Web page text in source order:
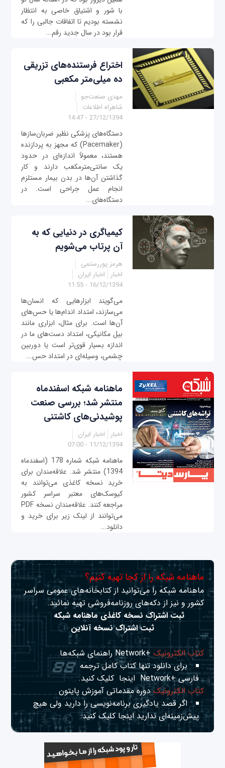
با شور و اشتیاق خاصی به انتظار
نشسته بودیم تا اتفاقات جالبی را که
قرار بود در سال جدید رقم...
اختراع فرستنده‌های تزریقی
ده میلی‌متر مکعبی
مهدی صنعت‌جو
شاهراه اطلاعات
27/12/1394 - 14:47
دستگاه‌های پزشکی نظیر ضربان‌سازها
(Pacemaker) که مجهز به پردازنده
هستند، معمولاً اندازه‌ای در حدود
یک سانتی‌متر‌مکعب دارند و کار
گذاشتن آن‌ها در بدن بیمار مستلزم
انجام عمل جراحی است. در
دستگاه‌های...
کیمیاگری در دنیایی‌ که به
آن پرتاب می‌شویم
هرمز پوررستمی
اخبار
اخبار ایران
16/12/1394 - 11:55
می‌گویند ابزارهایی که انسان‌ها
می‌سازند، امتداد اندام‌ها یا حس‌های
آن‌ها است. برای مثال، ابزاری مانند
بیل مکانیکی، امتداد دست‌های ما در
اندازه بسیار قوی‌تر است یا دوربین
چشمی، وسیله‌ای در امتداد حس...
ماهنامه شبکه اسفندماه
منتشر شد؛ بررسی صنعت
پوشیدنی‌های کاشتنی
اخبار
اخبار ایران
11/12/1394 - 07:00
ماهنامه شبکه شماره 178 (اسفندماه
1394) منتشر شد. علاقه‌مندان برای
خرید نسخه کاغذی می‌توانند به
کیوسک‌های معتبر سراسر کشور
مراجعه کنند. علاقه‌مندان نسخه PDF
می‌توانند از لینک زیر برای خرید و
دانلود...
ماهنامه شبکه را از کجا تهیه کنیم؟
ماهنامه شبکه را می‌توانید از کتابخانه‌های عمومی سراسر
کشور و نیز از دکه‌های روزنامه‌فروشی تهیه نمائید.
ثبت اشتراک نسخه کاغذی ماهنامه شبکه
ثبت اشتراک نسخه آنلاین
کتاب الکترونیک+Network راهنمای شبکه‌ها
برای دانلود تنها کتاب کامل ترجمه
فارسی +Network
اینجا کلیک کنید.
کتاب الکترونیکدوره مقدماتی آموزش پایتون
اگر قصد یادگیری برنامه‌نویسی را دارید ولی هیچ
پیش‌زمینه‌ای نداریداینجا کلیک کنید.